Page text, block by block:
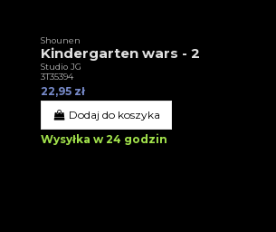
Shounen
Kindergarten wars - 2
Studio JG
3T35394
22,95 zł
Dodaj do koszyka
Wysyłka w 24 godzin